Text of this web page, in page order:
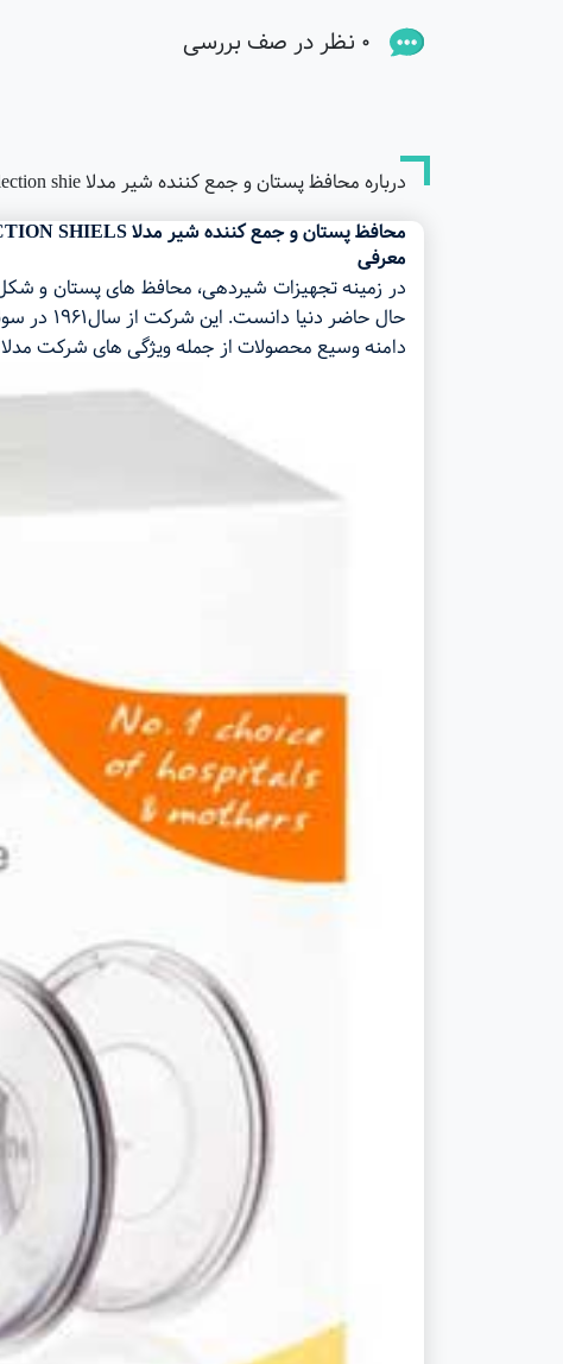
0 نظر در صف بررسی
درباره محافظ پستان و جمع کننده شیر مدلا medela milk collection shie
محافظ پستان و جمع کننده شیر مدلا MEDELA MILK COLLECTION SHIELS
معرفی
دامنه وسیع محصولات از جمله ویژگی های شرکت مدلا Medela است. برای کسب اطلاعات بیشتر به لینک راهنمای شرکت مدلا Medela سری بزنید.